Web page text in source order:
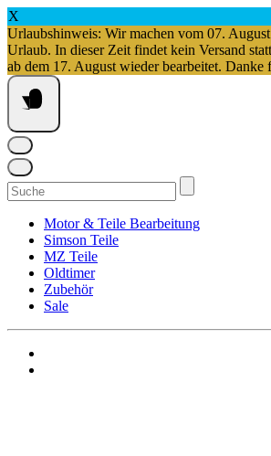
X
Urlaubshinweis: Wir machen vom 07.
Urlaub. In dieser Zeit findet kein Versand
ab dem 17. August wieder bearbeitet. Danke
Springe
zum
Inhalt
Suchen
nach:
Motor & Teile Bearbeitung
Simson Teile
MZ Teile
Oldtimer
Zubehör
Sale